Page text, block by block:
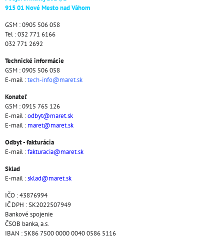
915 01 Nové Mesto nad Váhom
GSM : 0905 506 058
Tel : 032 771 6166
032 771 2692
Technické informácie
GSM : 0905 506 058
E-mail :tech-info@maret.sk
Konateľ
GSM : 0915 765 126
E-mail :odbyt@maret.sk
E-mail : maret@maret.sk
Odbyt - fakturácia
E-mail :fakturacia@maret.sk
Sklad
E-mail :sklad@maret.sk
IČO : 43876994
IČ DPH : SK2022507949
Bankové spojenie
ČSOB banka, a.s.
IBAN : SK86 7500 0000 0040 0586 5116